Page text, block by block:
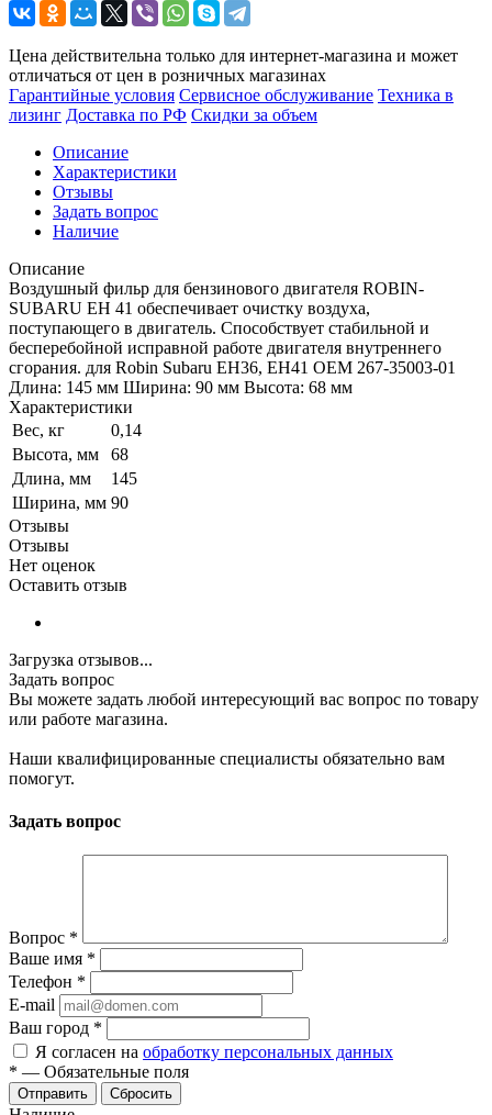
Цена действительна только для интернет-магазина и может
отличаться от цен в розничных магазинах
Гарантийные условия Сервисное обслуживание Техника в
лизинг Доставка по РФ Скидки за объем
Описание
Характеристики
Отзывы
Задать вопрос
Наличие
Описание
Воздушный фильр для бензинового двигателя ROBIN-
SUBARU EH 41 обеспечивает очистку воздуха,
поступающего в двигатель. Способствует стабильной и
бесперебойной исправной работе двигателя внутреннего
сгорания. для Robin Subaru EH36, EH41 OEM 267-35003-01
Длина: 145 мм Ширина: 90 мм Высота: 68 мм
Характеристики
Вес, кг
0,14
Высота, мм
68
Длина, мм
145
Ширина, мм 90
Отзывы
Отзывы
Нет оценок
Оставить отзыв
Загрузка отзывов...
Задать вопрос
Вы можете задать любой интересующий вас вопрос по товару
или работе магазина.
Наши квалифицированные специалисты обязательно вам
помогут.
Задать вопрос
Вопрос *
Ваше имя *
Телефон *
E-mail
Ваш город *
Я согласен на обработку персональных данных
* — Обязательные поля
Сбросить